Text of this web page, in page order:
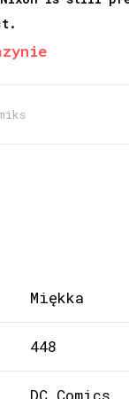
Miękka
448
DC Comics